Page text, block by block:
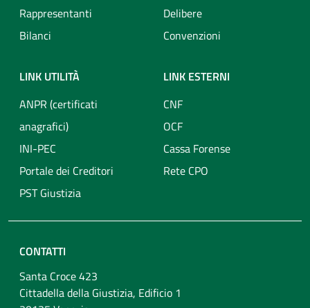
Rappresentanti
Bilanci
Delibere
Convenzioni
LINK UTILITÀ
ANPR (certificati
anagrafici)
INI-PEC
Portale dei Creditori
PST Giustizia
LINK ESTERNI
CNF
OCF
Cassa Forense
Rete CPO
CONTATTI
Santa Croce 423
Cittadella della Giustizia, Edificio 1